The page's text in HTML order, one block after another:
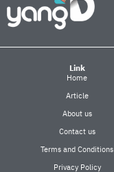
Link
Home
Article
About us
Contact us
Terms and Conditions
Privacy Policy